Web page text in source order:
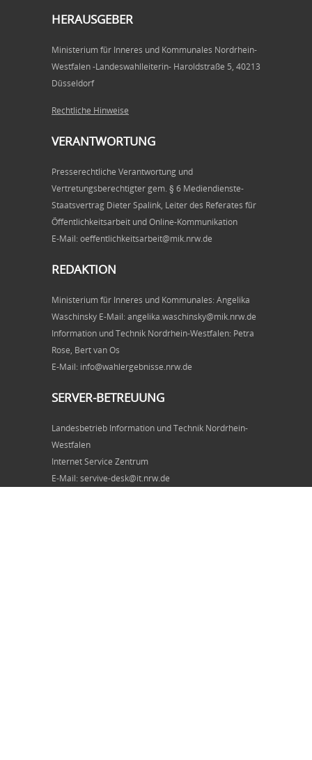
HERAUSGEBER
Ministerium für Inneres und Kommunales Nordrhein-
Westfalen -Landeswahlleiterin- Haroldstraße 5, 40213
Düsseldorf
Rechtliche Hinweise
VERANTWORTUNG
Presserechtliche Verantwortung und
Vertretungsberechtigter gem. § 6 Mediendienste-
Staatsvertrag Dieter Spalink, Leiter des Referates für
Öffentlichkeitsarbeit und Online-Kommunikation
E-Mail: oeffentlichkeitsarbeit@mik.nrw.de
REDAKTION
Ministerium für Inneres und Kommunales: Angelika
Waschinsky E-Mail: angelika.waschinsky@mik.nrw.de
Information und Technik Nordrhein-Westfalen: Petra
Rose, Bert van Os
E-Mail: info@wahlergebnisse.nrw.de
SERVER-BETREUUNG
Landesbetrieb Information und Technik Nordrhein-
Westfalen
Internet Service Zentrum
E-Mail: servive-desk@it.nrw.de